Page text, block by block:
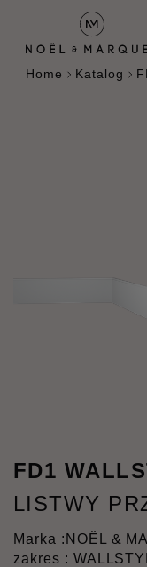
Home Katalog
FD1
LISTWY
Marka : NOËL &
zakres : WALLSTYL